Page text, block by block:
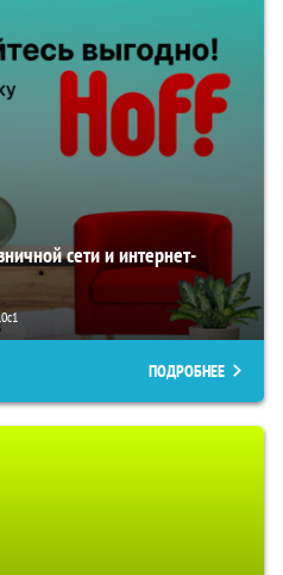
сети и интернет-
ПОДРОБНЕЕ